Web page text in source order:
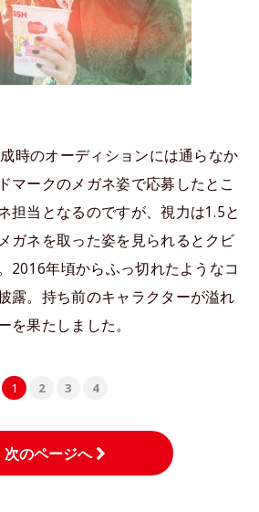
時のオーディションには通らなか
マークのメガネ姿で応募したとこ
担当となるのですが、視力は1.5と
ガネを取った姿を見られるとクビ
2016年頃からふっ切れたようなコ
露。持ち前のキャラクターが溢れ
を果たしました。
1 2 3 4
次のページへ